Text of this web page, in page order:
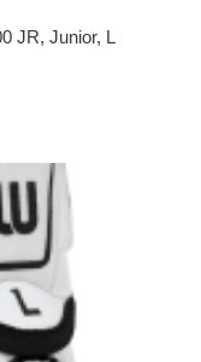
JR, Junior, L